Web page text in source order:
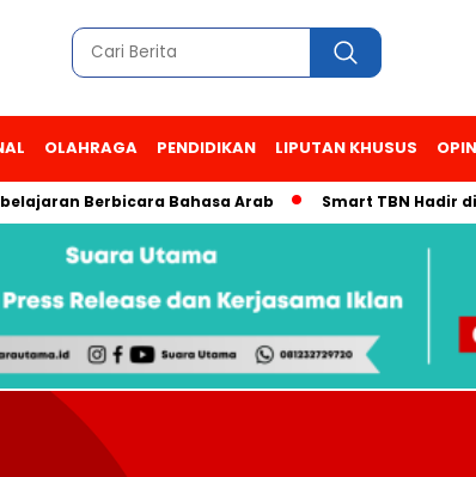
OLAHRAGA PENDIDIKAN LIPUTAN KHUSUS
Berbicara Bahasa Arab Smart TBN Hadir di